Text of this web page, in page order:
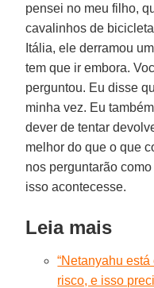
pensei no meu filho,
cavalinhos de
Itália, ele derramou
tem que ir embora.
perguntou. Eu disse
minha vez. Eu
dever de tentar
melhor do que o que
nos perguntarão
isso acontecesse.
Leia mais
“Netanyahu
risco, e isso